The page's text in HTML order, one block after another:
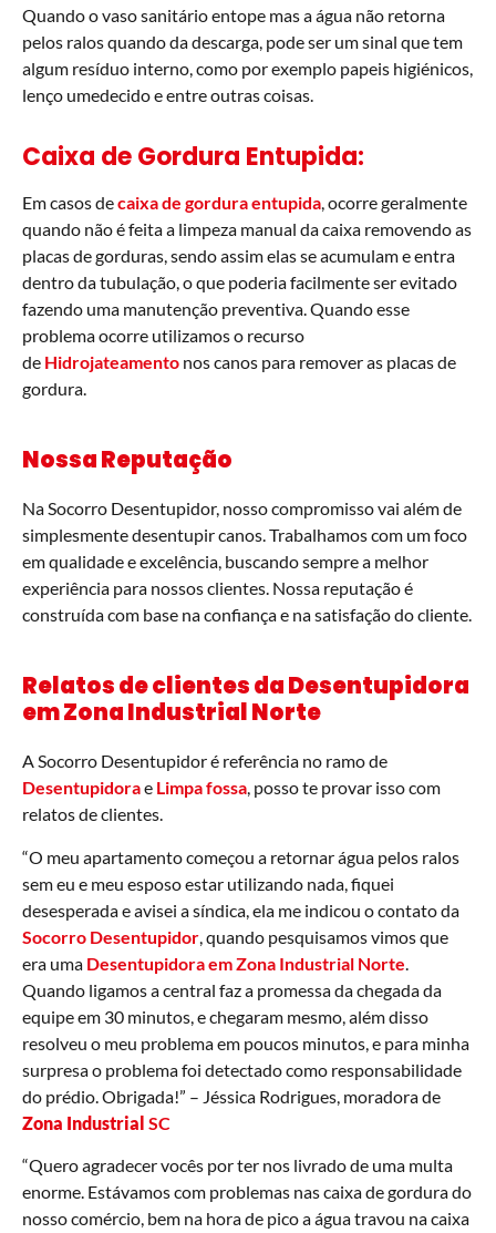
Quando o vaso sanitário entope mas a água não retorna
pelos ralos quando da descarga, pode ser um sinal que tem
algum resíduo interno, como por exemplo papeis higiénicos,
lenço umedecido e entre outras coisas.
Caixa de Gordura Entupida:
Em casos decaixa de gordura entupida, ocorre geralmente
quando não é feita a limpeza manual da caixa removendo as
placas de gorduras, sendo assim elas se acumulam e entra
dentro da tubulação, o que poderia facilmente ser evitado
fazendo uma manutenção preventiva. Quando esse
problema ocorre utilizamos o recurso
de Hidrojateamento nos canos para remover as placas de
gordura.
Nossa Reputação
Na Socorro Desentupidor, nosso compromisso vai além de
simplesmente desentupir canos. Trabalhamos com um foco
em qualidade e excelência, buscando sempre a melhor
experiência para nossos clientes. Nossa reputação é
construída com base na confiança e na satisfação do cliente.
Relatos de clientes da Desentupidora
emZona Industrial Norte
A Socorro Desentupidor é referência no ramo de
Desentupidorae Limpa fossa, posso te provar isso com
relatos de clientes.
“O meu apartamento começou a retornar água pelos ralos
sem eu e meu esposo estar utilizando nada, fiquei
desesperada e avisei a síndica, ela me indicou o contato da
Socorro Desentupidor, quando pesquisamos vimos que
era uma Desentupidora em Zona Industrial Norte.
Quando ligamos a central faz a promessa da chegada da
equipe em 30 minutos, e chegaram mesmo, além disso
resolveu o meu problema em poucos minutos, e para minha
surpresa o problema foi detectado como responsabilidade
do prédio. Obrigada!” – Jéssica Rodrigues, moradora de
Zona Industrial SC
“Quero agradecer vocês por ter nos livrado de uma multa
enorme. Estávamos com problemas nas caixa de gordura do
nosso comércio, bem na hora de pico a água travou na caixa